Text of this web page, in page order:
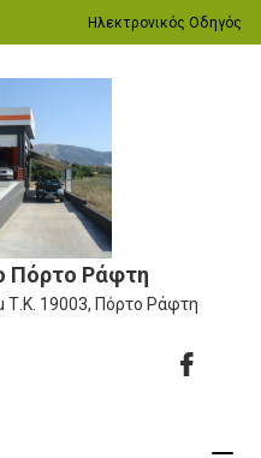
Ηλεκτρονικός Οδηγός
Πόρτο Ράφτη
Τ.Κ. 19003, Πόρτο Ράφτη